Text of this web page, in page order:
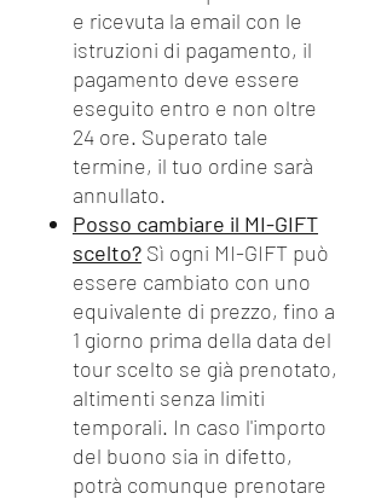
e ricevuta la email con le
istruzioni di pagamento, il
pagamento deve essere
eseguito entro e non oltre
24 ore. Superato tale
termine, il tuo ordine sarà
annullato.
Posso cambiare il MI-GIFT
scelto? Sì ogni MI-GIFT può
essere cambiato con uno
equivalente di prezzo, fino a
1 giorno prima della data del
tour scelto se già prenotato,
altimenti senza limiti
temporali. In caso l'importo
del buono sia in difetto,
potrà comunque prenotare